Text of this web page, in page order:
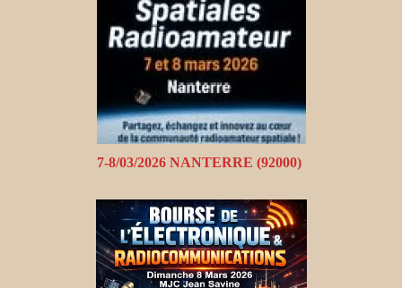
7-8/03/2026 NANTERRE (92000)